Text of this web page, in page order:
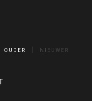
OUDER NIEUWER